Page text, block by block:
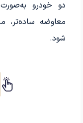
دو خودرو
معاوضه ساده‌تر،
شود.